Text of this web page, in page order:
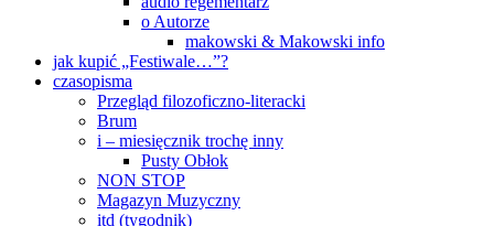
o Autorze
makowski & Makowski info
jak kupić „Festiwale…”?
czasopisma
Przegląd filozoficzno-literacki
Brum
i – miesięcznik trochę inny
Pusty Obłok
NON STOP
Magazyn Muzyczny
itd (tygodnik)